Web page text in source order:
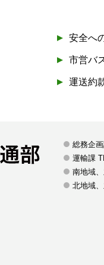
安全へ
市営バ
運送約
高
総務企
運輸課
南地域
北地域